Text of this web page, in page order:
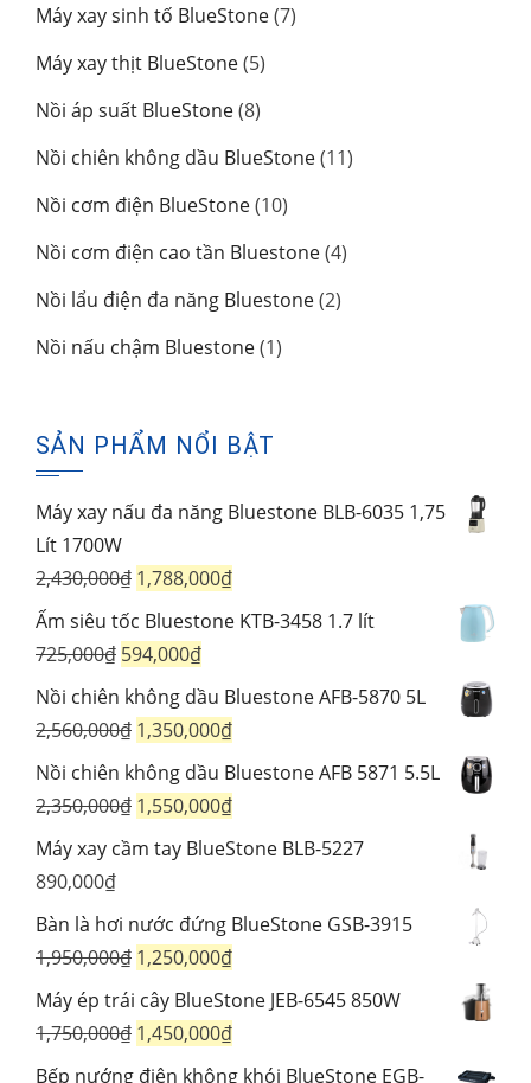
Máy xay sinh tố BlueStone 77
Máy xay thịt BlueStone 55
Nồi áp suất BlueStone 88
Nồi chiên không dầu BlueStone 1111
Nồi cơm điện BlueStone 1010
phẩm
Nồi cơm điện cao tần Bluestone 44
Nồi lẩu điện đa năng Bluestone 22
Nồi nấu chậm Bluestone 11
SẢN PHẨM NỔI BẬT
Máy xay nấu đa năng Bluestone BLB-6035 1,75
Lít 1700W
2,430,000₫ Giá
gốc
là:
1,788,000₫Giá
hiện
1,788,000₫.
Ấm siêu tốc Bluestone KTB-3458 1.7 lít
725,000₫ Giá
gốc
là:
594,000₫Giá
hiện
tại
594,000₫.
Nồi chiên không dầu Bluestone AFB-5870 5L
2,560,000₫ Giá
gốc
là:
1,350,000₫Giá
hiện
tại
1,350,000₫.
Nồi chiên không dầu Bluestone AFB 5871 5.5L
2,350,000₫ Giá
gốc
1,550,000₫Giá
hiện
1,550,000₫.
Máy xay cầm tay BlueStone BLB-5227
890,000₫
Bàn là hơi nước đứng BlueStone GSB-3915
1,950,000₫ Giá
gốc
là:
1,250,000₫Giá
tại
Máy ép trái cây BlueStone JEB-6545 850W
1,750,000₫ Giá
gốc
1,450,000₫Giá
hiện
Bếp nướng điện không khói BlueStone EGB-